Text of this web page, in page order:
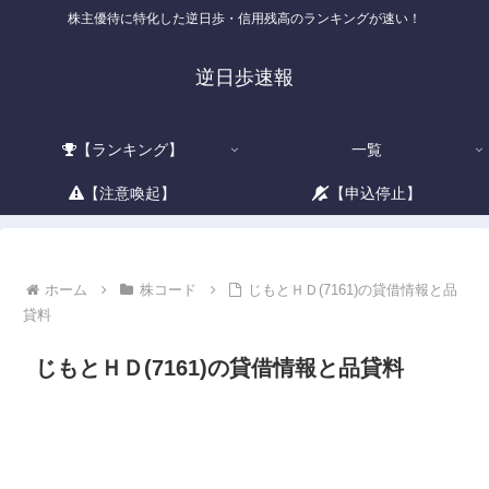
株主優待に特化した逆日歩・信用残高のランキングが速い！
逆日歩速報
【ランキング】 一覧
【注意喚起】 【申込停止】
ホーム 株コード
じもとＨＤ(7161)の貸借情報と品
貸料
じもとＨＤ(7161)の貸借情報と品貸料